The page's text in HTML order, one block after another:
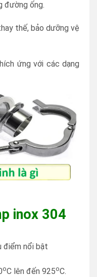
đường ống.
thế, bảo dưỡng vệ
ứng với các dạng
inox 304
điểm nổi bật
oC lên đến 925oC.